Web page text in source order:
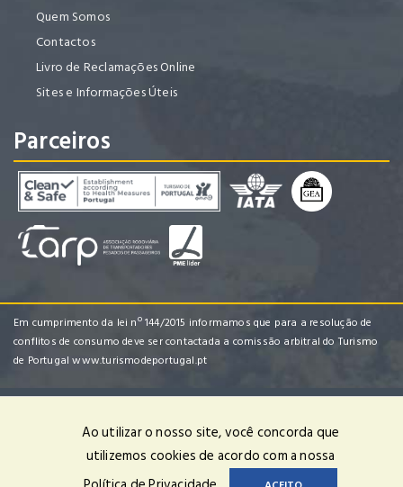
Quem Somos
Contactos
Livro de Reclamações Online
Sites e Informações Úteis
Parceiros
Em cumprimento da lei nº 144/2015 informamos que para a resolução de
conflitos de consumo deve ser contactada a comissão arbitral do Turismo
de Portugalwww.turismodeportugal.pt
ARMARTER | RNAVT 1729 | © 2023 Todos os direitos reservados |
Powered byOPTIGEST
Ao utilizar o nosso site, você concorda que
utilizemos cookies de acordo com a nossa